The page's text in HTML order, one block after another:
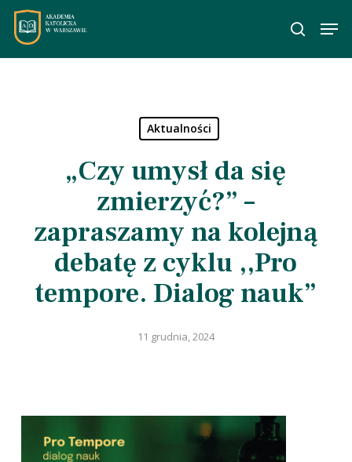
Skip
main
Aktualności
„Czy umysł da się
zmierzyć?” –
zapraszamy na kolejną
debatę z cyklu ,,Pro
tempore. Dialog nauk”
11 grudnia, 2024